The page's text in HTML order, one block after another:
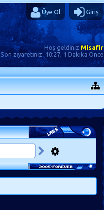
Üye Ol Giriş
Hoş geldiniz Misafir
Son ziyaretiniz:10:27, 1 Dakika Önce